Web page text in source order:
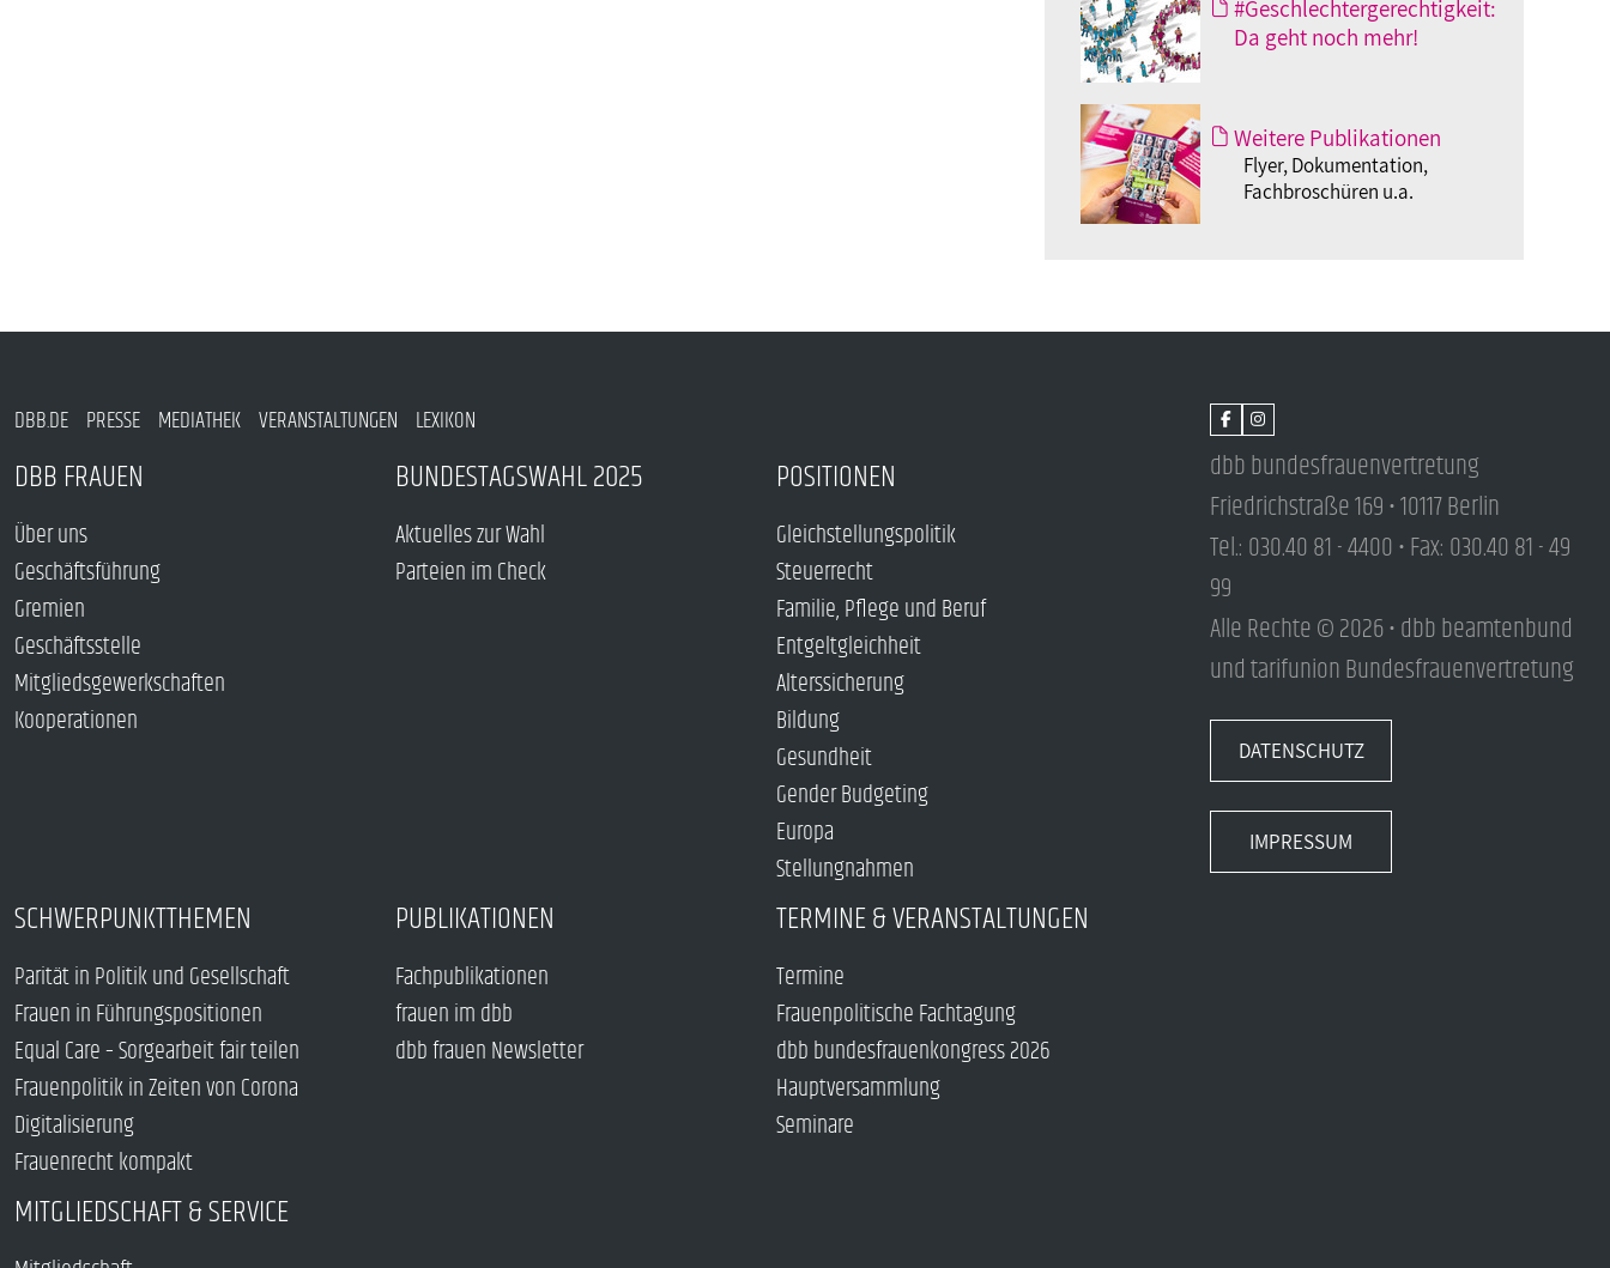
#Geschlechtergerechtigkeit:
Da geht noch mehr!
Weitere Publikationen
Flyer, Dokumentation,
Fachbroschüren u.a.
DBB.DE PRESSE MEDIATHEK VERANSTALTUNGEN LEXIKON
DBB FRAUEN
Über uns
Geschäftsführung
Gremien
Geschäftsstelle
Mitgliedsgewerkschaften
Kooperationen
BUNDESTAGSWAHL 2025
Aktuelles zur Wahl
Parteien im Check
POSITIONEN
Gleichstellungspolitik
Steuerrecht
Familie, Pflege und Beruf
Entgeltgleichheit
Alterssicherung
Bildung
Gesundheit
Gender Budgeting
Europa
Stellungnahmen
SCHWERPUNKTTHEMEN
Parität in Politik und Gesellschaft
Frauen in Führungspositionen
Equal Care – Sorgearbeit fair teilen
Frauenpolitik in Zeiten von Corona
Digitalisierung
Frauenrecht kompakt
PUBLIKATIONEN
Fachpublikationen
frauen im dbb
dbb frauen Newsletter
TERMINE & VERANSTALTUNGEN
Termine
Frauenpolitische Fachtagung
dbb bundesfrauenkongress 2026
Hauptversammlung
Seminare
MITGLIEDSCHAFT & SERVICE
dbb bundesfrauenvertretung
Friedrichstraße 169 • 10117 Berlin
Tel.: 030.40 81 - 4400 • Fax: 030.40 81 - 49
99
Alle Rechte © 2026 • dbb beamtenbund
und tarifunion Bundesfrauenvertretung
DATENSCHUTZ
IMPRESSUM